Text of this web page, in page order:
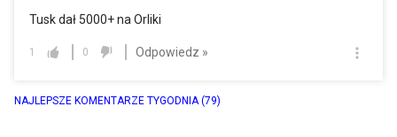
Tusk dał 5000+ na Orliki
1 0 Odpowiedz »
NAJLEPSZE KOMENTARZE TYGODNIA(79)